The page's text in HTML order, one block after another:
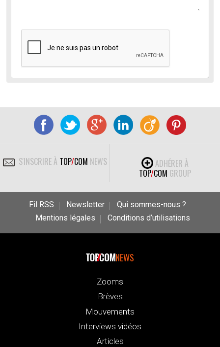
S'INSCRIRE À TOP/COM NEWS
ADHÉRER À
TOP/COM GROUP
Fil RSS Newsletter
Qui sommes-nous ?
Mentions légales
Conditions d’utilisations
NEWS
Zooms
Brèves
Mouvements
Interviews vidéos
Articles